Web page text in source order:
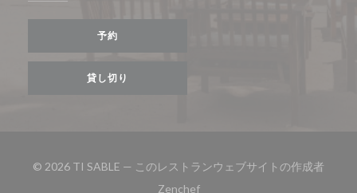
予約
貸し切り
© 2026 TI SABLE — このレストランウェブサイトの作成者
Zenchef((新しいウィンドウで開きます))